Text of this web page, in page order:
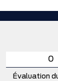
Évaluation